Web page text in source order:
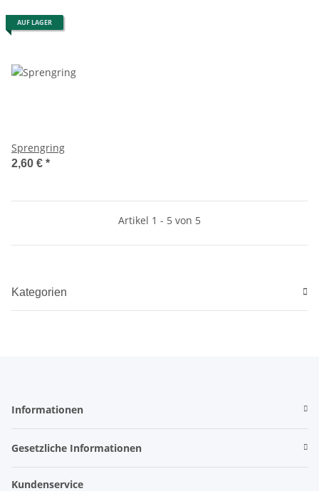
AUF LAGER
Sprengring
2,60 € *
Artikel 1 - 5 von 5
Kategorien
Informationen
Gesetzliche Informationen
Kundenservice